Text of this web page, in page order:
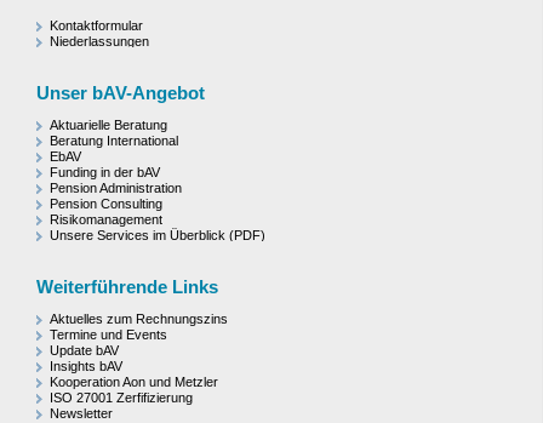
Kontaktformular
Niederlassungen
Unser bAV-Angebot
Aktuarielle Beratung
Beratung International
EbAV
Funding in der bAV
Pension Administration
Pension Consulting
Risikomanagement
Unsere Services im Überblick (PDF)
Weiterführende Links
Aktuelles zum Rechnungszins
Termine und Events
Update bAV
Insights bAV
Kooperation Aon und Metzler
ISO 27001 Zerfifizierung
Newsletter